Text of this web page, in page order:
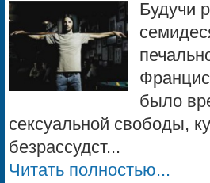
Будучи
было
сексуальной свободы,
безрассудст...
Читать полностью...